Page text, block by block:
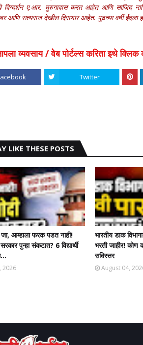
दिग्दर्शन ए.आर. मुरुगादास करत आहेत आणि साजिद
आणि सत्यराज देखील दिसणार आहेत. पुढच्या वर्षी ईदला
व्यवसाय / वेब पोर्टल्स करिता इथे
Twitter
LIKE THESE POSTS
जा, आम्हाला फरक पडत नाही!
पुन्हा संकटात? 6 विद्यार्थी
2026
भारतीय डाक
भरती जाहीर!
सविस्तर
August 04,